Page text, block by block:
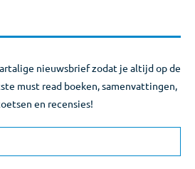
nieuwsbrief zodat je altijd op de
must read boeken, samenvattingen,
en recensies!